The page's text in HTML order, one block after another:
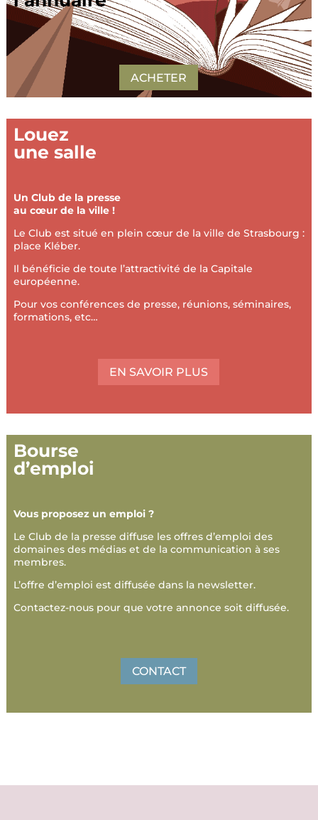
ACHETER
Louez
une salle
Un Club de la presse
au cœur de la ville !
Le Club est situé en plein cœur de la ville de Strasbourg :
place Kléber.
Il bénéficie de toute l’attractivité de la Capitale
européenne.
Pour vos conférences de presse, réunions, séminaires,
formations, etc…
EN SAVOIR PLUS
Bourse
d’emploi
Vous proposez un emploi ?
Le Club de la presse diffuse les offres d’emploi des
domaines des médias et de la communication à ses
membres.
L’offre d’emploi est diffusée dans la newsletter.
Contactez-nous pour que votre annonce soit diffusée.
CONTACT